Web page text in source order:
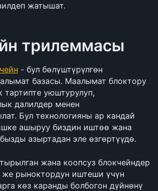
жатышат.
трилеммасы
- бул бөлүштүрүлгөн
базасы. Маалымат блоктору
тартипте уюштурулуп,
далилдер менен
Бул технологияны ар кандай
ашыруу биздин иштөө жана
азыртадан эле өзгөртүүдө.
жана коопсуз блокчейндер
рыноктордун иштеши үчүн
көз каранды болбогон дүйнөнү